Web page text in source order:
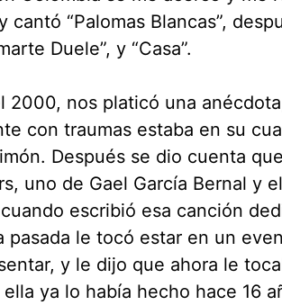
cantó “Palomas Blancas”,
Duele”, y “Casa”.
2000, nos platicó una
con traumas estaba en su
Después se dio cuenta
uno de Gael García Bernal y
escribió esa canción
pasada le tocó estar en un
y le dijo que ahora le
ya lo había hecho hace 16